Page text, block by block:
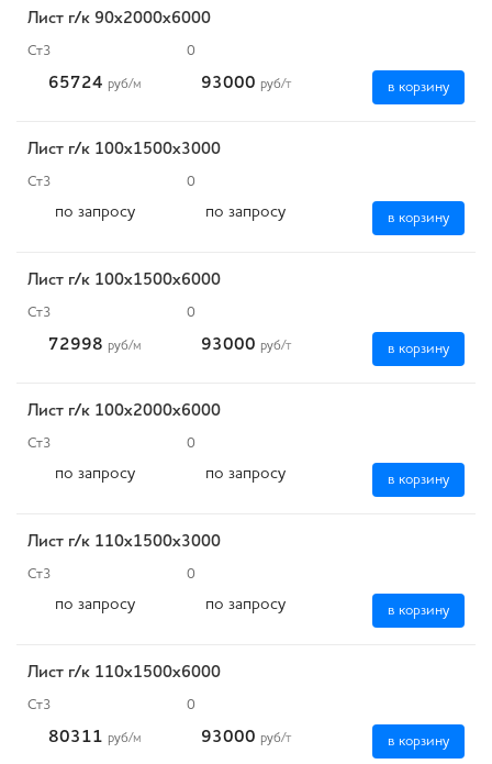
Лист г/к 90х2000х6000
Ст3 0
65724 руб/м 93000 руб/т в корзину
Лист г/к 100х1500х3000
Ст3 0
по запросу по запросу в корзину
Лист г/к 100х1500х6000
Ст3 0
72998 руб/м 93000 руб/т в корзину
Лист г/к 100х2000х6000
Ст3 0
по запросу по запросу в корзину
Лист г/к 110х1500х3000
Ст3 0
по запросу по запросу в корзину
Лист г/к 110х1500х6000
Ст3 0
80311 руб/м 93000 руб/т в корзину